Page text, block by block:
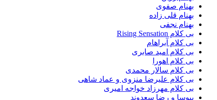
بهنام صفوی
بهنام قلی زاده
بهنام نجفی
بی کلام Rising Sensation
بی کلام آبراهام
بی کلام امید صابری
بی کلام اهورا
بی کلام سالار محمدی
بی کلام علیرضا منزوی و عماد شاهی
بی کلام مهرزاد خواجه امیری
بیوسا و رضا سعدوند